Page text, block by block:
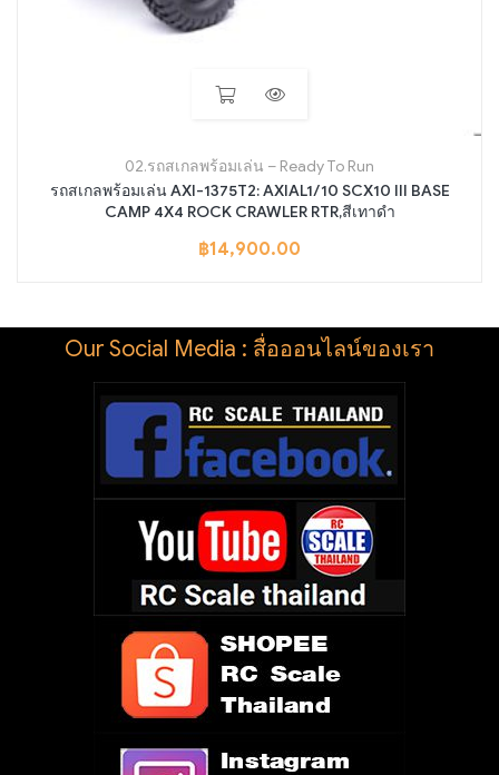
02.รถสเกลพร้อมเล่น – Ready To Run
รถสเกลพร้อมเล่น AXI-1375T2: AXIAL1/10 SCX10 III BASE
CAMP 4X4 ROCK CRAWLER RTR,สีเทาดำ
฿14,900.00
Our Social Media : สื่อออนไลน์ของเรา